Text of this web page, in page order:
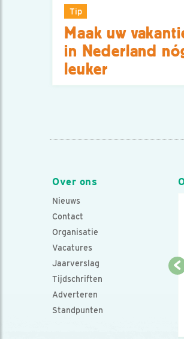
Tip
Maak uw
in Nederland
leuker
Over ons
Nieuws
Contact
Organisatie
Vacatures
Jaarverslag
Tijdschriften
Adverteren
Standpunten